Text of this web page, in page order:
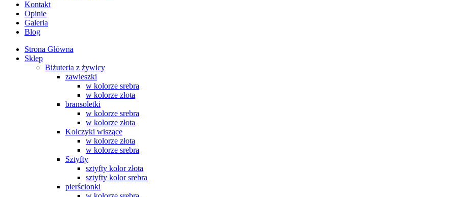
Kontakt
Opinie
Galeria
Blog
Strona Główna
Sklep
Biżuteria z żywicy
zawieszki
w kolorze srebra
w kolorze złota
bransoletki
w kolorze srebra
w kolorze złota
Kolczyki wiszące
w kolorze złota
w kolorze srebra
Sztyfty
sztyfty kolor złota
sztyfty kolor srebra
pierścionki